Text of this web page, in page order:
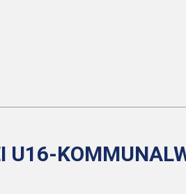
U16-